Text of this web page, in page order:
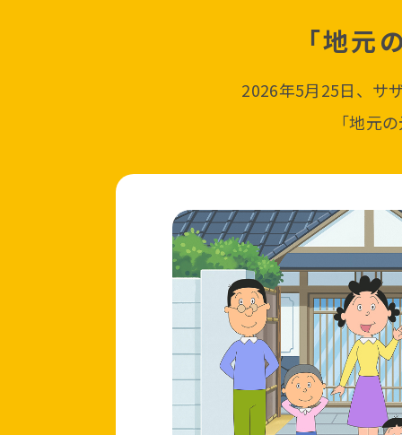
「地元
2026年5月25日、サ
「地元